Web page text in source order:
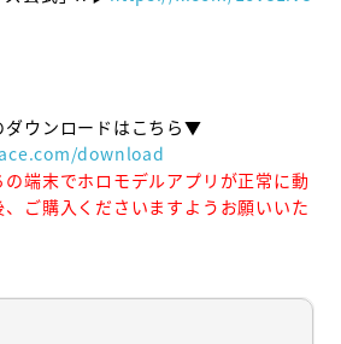
download
端末でホロモデルアプリが正常に動
ご購入くださいますようお願いいた